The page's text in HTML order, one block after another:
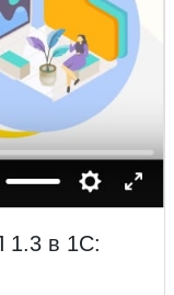
1.3 в 1С: